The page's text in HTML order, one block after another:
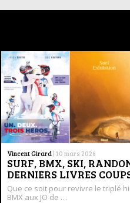
Vincent Girard | 10 mars 2026
SURF, BMX, SKI,
DERNIERS LIVRES
Que ce soit pour revivre le triplé
BMX aux JO de …